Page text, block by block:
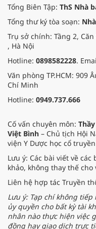
Tổng Biên Tập: ThS Nhà
Tổng thư ký tòa soạn:
Trụ sở chính: Tầng 2,
, Hà Nội
Hotline: 0898582228.
Văn phòng TP.HCM: 909
Chí Minh
Hotline: 0949.737.666
Cố vấn chuyên môn:
Việt Bình – Chủ tịch Hội
viện Y Dược học cổ
Lưu ý: Các bài viết về
khảo, không thay thế
Liên hệ hợp tác Truyền
Lưu ý: Tạp chí không
ủy quyền cho bất kỳ tài
nhân nào thực hiện việc
đồng hay giao dịch trực